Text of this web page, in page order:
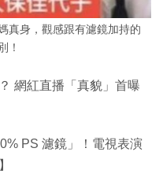
真身，觀感跟有濾鏡加持的
！
網紅直播「真貌」首曝
PS 濾鏡」！電視表演
】